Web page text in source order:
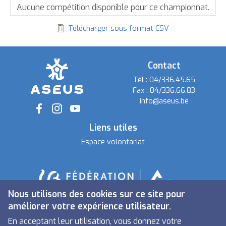
par
ordre
décroissant
Aucune compétition disponible pour ce championnat.
Télécharger sous format CSV
Social
Contact
Tél : 04/336.45.65
Fax :04/336.66.83
info@aseus.be
Liens utiles
Espace volontariat
Nous utilisons des cookies sur ce site pour
améliorer votre expérience utilisateur.
En acceptant leur utilisation, vous donnez votre